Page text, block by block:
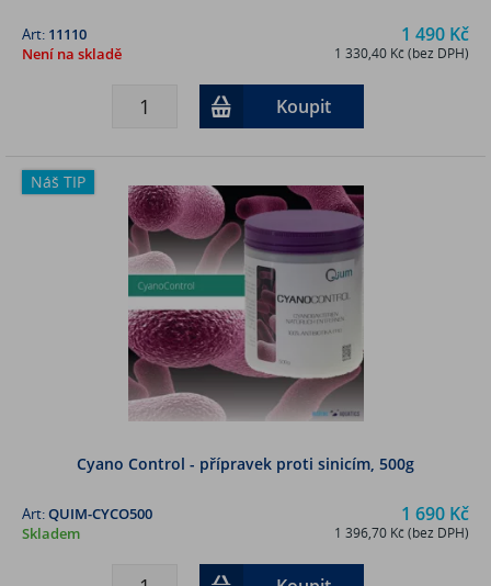
1 490 Kč
1 330,40 Kč (bez DPH)
Art: 11110
Není na skladě
Koupit
Náš TIP
Cyano Control - přípravek proti sinicím, 500g
1 690 Kč
1 396,70 Kč (bez DPH)
Art:QUIM-CYCO500
Skladem